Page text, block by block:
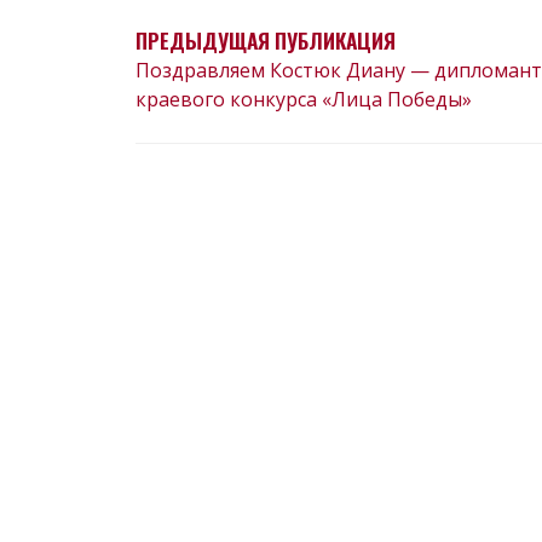
ЗАПИСЯМ
ПРЕДЫДУЩАЯ ПУБЛИКАЦИЯ
Поздравляем Костюк Диану —
краевого конкурса «Лица Победы»